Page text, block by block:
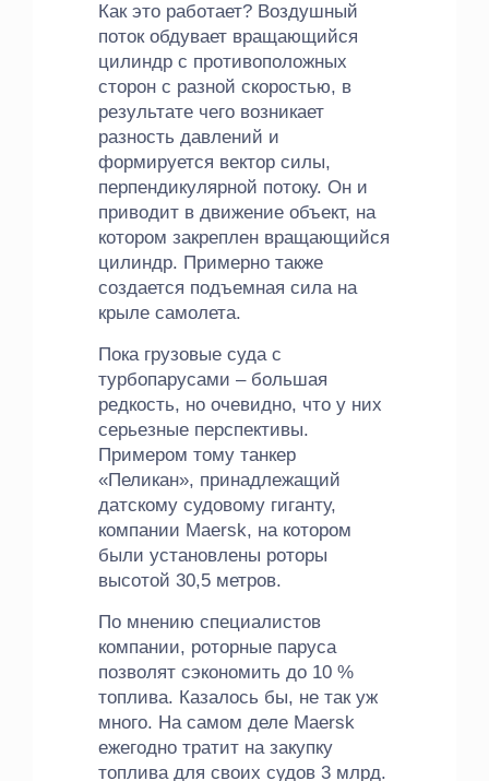
Как это работает? Воздушный
поток обдувает вращающийся
цилиндр с противоположных
сторон с разной скоростью, в
результате чего возникает
разность давлений и
формируется вектор силы,
перпендикулярной потоку. Он и
приводит в движение объект, на
котором закреплен вращающийся
цилиндр. Примерно также
создается подъемная сила на
крыле самолета.
Пока грузовые суда с
турбопарусами – большая
редкость, но очевидно, что у них
серьезные перспективы.
Примером тому танкер
«Пеликан», принадлежащий
датскому судовому гиганту,
компании Maersk, на котором
были установлены роторы
высотой 30,5 метров.
По мнению специалистов
компании, роторные паруса
позволят сэкономить до 10 %
топлива. Казалось бы, не так уж
много. На самом деле Maersk
ежегодно тратит на закупку
топлива для своих судов 3 млрд.